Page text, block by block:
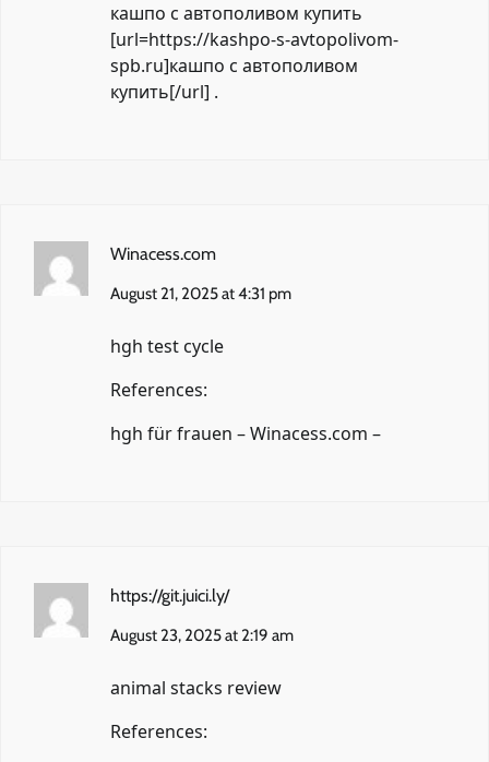
кашпо с автополивом купить
[url=https://kashpo-s-avtopolivom-
spb.ru]кашпо с автополивом
купить[/url] .
Winacess.com
August 21, 2025 at 4:31 pm
hgh test cycle
References:
hgh für frauen –Winacess.com –
https://git.juici.ly/
August 23, 2025 at 2:19 am
animal stacks review
References: